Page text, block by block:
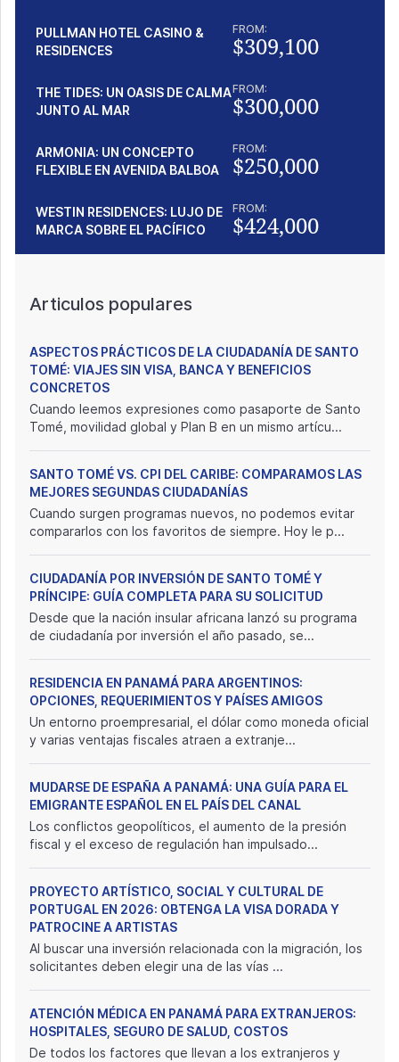
PULLMAN HOTEL CASINO &
RESIDENCES
FROM:
$309,100
THE TIDES: UN OASIS DE CALMA
JUNTO AL MAR
FROM:
$300,000
ARMONIA: UN CONCEPTO
FLEXIBLE EN AVENIDA BALBOA
FROM:
$250,000
WESTIN RESIDENCES: LUJO DE
MARCA SOBRE EL PACÍFICO
FROM:
$424,000
Articulos populares
ASPECTOS PRÁCTICOS DE LA CIUDADANÍA DE SANTO
TOMÉ: VIAJES SIN VISA, BANCA Y BENEFICIOS
CONCRETOS
Cuando leemos expresiones como pasaporte de Santo
Tomé, movilidad global y Plan B en un mismo artícu...
SANTO TOMÉ VS. CPI DEL CARIBE: COMPARAMOS LAS
MEJORES SEGUNDAS CIUDADANÍAS
Cuando surgen programas nuevos, no podemos evitar
compararlos con los favoritos de siempre. Hoy le p...
CIUDADANÍA POR INVERSIÓN DE SANTO TOMÉ Y
PRÍNCIPE: GUÍA COMPLETA PARA SU SOLICITUD
Desde que la nación insular africana lanzó su programa
de ciudadanía por inversión el año pasado, se...
RESIDENCIA EN PANAMÁ PARA ARGENTINOS:
OPCIONES, REQUERIMIENTOS Y PAÍSES AMIGOS
Un entorno proempresarial, el dólar como moneda oficial
y varias ventajas fiscales atraen a extranje...
MUDARSE DE ESPAÑA A PANAMÁ: UNA GUÍA PARA EL
EMIGRANTE ESPAÑOL EN EL PAÍS DEL CANAL
Los conflictos geopolíticos, el aumento de la presión
fiscal y el exceso de regulación han impulsado...
PROYECTO ARTÍSTICO, SOCIAL Y CULTURAL DE
PORTUGAL EN 2026: OBTENGA LA VISA DORADA Y
PATROCINE A ARTISTAS
Al buscar una inversión relacionada con la migración, los
solicitantes deben elegir una de las vías ...
ATENCIÓN MÉDICA EN PANAMÁ PARA EXTRANJEROS:
HOSPITALES, SEGURO DE SALUD, COSTOS
De todos los factores que llevan a los extranjeros y